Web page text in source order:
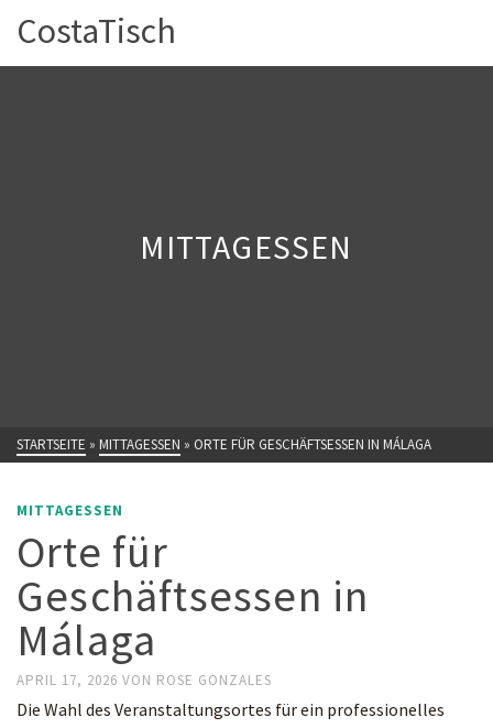
CostaTisch
MITTAGESSEN
STARTSEITE » MITTAGESSEN » ORTE FÜR GESCHÄFTSESSEN IN MÁLAGA
MITTAGESSEN
Orte für
Geschäftsessen in
Málaga
APRIL 17, 2026 VON ROSE GONZALES
Die Wahl des Veranstaltungsortes für ein professionelles